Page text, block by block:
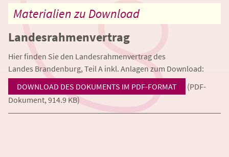
Materialien zu Download
Landesrahmenvertrag
Hier finden Sie den Landesrahmenvertrag des
Landes Brandenburg, Teil A inkl. Anlagen zum Download:
DOWNLOAD DES DOKUMENTS IM PDF-FORMAT
(PDF-
Dokument, 914.9 KB)